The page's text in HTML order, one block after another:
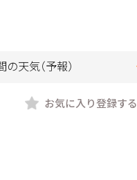
の天気（予報）
お気に入り登録する